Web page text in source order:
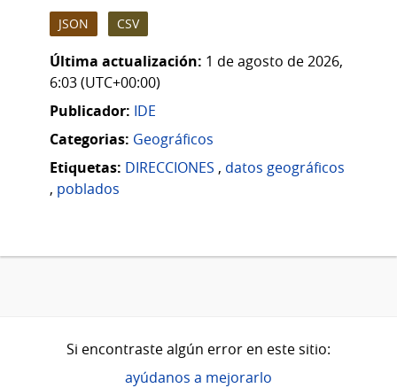
JSON CSV
Última actualización: 1 de agosto de 2026,
6:03 (UTC+00:00)
Publicador: IDE
Categorias: Geográficos
Etiquetas: DIRECCIONES , datos geográficos
, poblados
Si encontraste algún error en este sitio:
ayúdanos a mejorarlo